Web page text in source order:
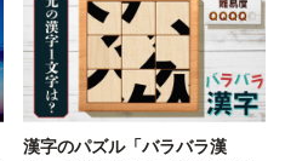
漢字のパズル「バラバラ漢